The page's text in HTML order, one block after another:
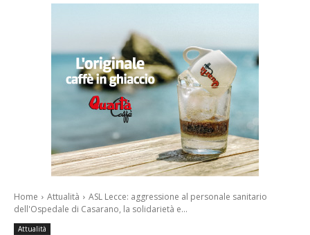
Home Attualità
ASL Lecce: aggressione al personale sanitario
dell'Ospedale di Casarano, la solidarietà e...
Attualità